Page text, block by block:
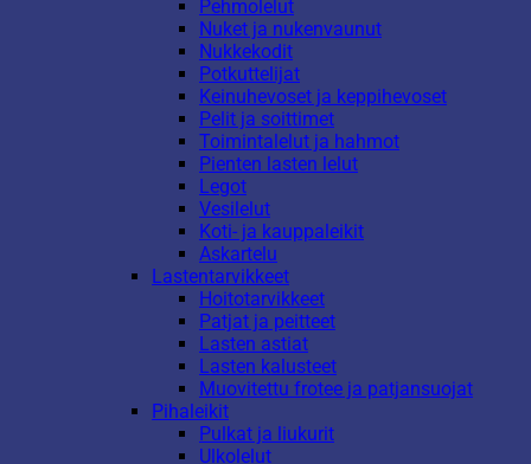
Pehmolelut
Nuket ja nukenvaunut
Nukkekodit
Potkuttelijat
Keinuhevoset ja keppihevoset
Pelit ja soittimet
Toimintalelut ja hahmot
Pienten lasten lelut
Legot
Vesilelut
Koti- ja kauppaleikit
Askartelu
Lastentarvikkeet
Hoitotarvikkeet
Patjat ja peitteet
Lasten astiat
Lasten kalusteet
Muovitettu frotee ja patjansuojat
Pihaleikit
Pulkat ja liukurit
Ulkolelut